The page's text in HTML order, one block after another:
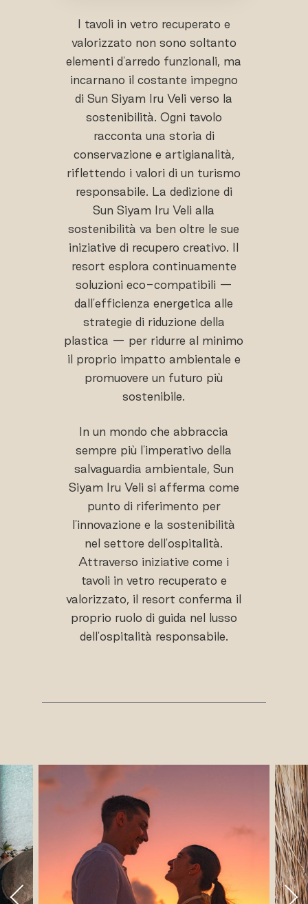
I tavoli in vetro recuperato e
valorizzato non sono soltanto
elementi d'arredo funzionali, ma
incarnano il costante impegno
di Sun Siyam Iru Veli verso la
sostenibilità. Ogni tavolo
racconta una storia di
conservazione e artigianalità,
riflettendo i valori di un turismo
responsabile. La dedizione di
Sun Siyam Iru Veli alla
sostenibilità va ben oltre le sue
iniziative di recupero creativo. Il
resort esplora continuamente
soluzioni eco-compatibili —
dall'efficienza energetica alle
strategie di riduzione della
plastica — per ridurre al minimo
il proprio impatto ambientale e
promuovere un futuro più
sostenibile.
In un mondo che abbraccia
sempre più l'imperativo della
salvaguardia ambientale, Sun
Siyam Iru Veli si afferma come
punto di riferimento per
l'innovazione e la sostenibilità
nel settore dell'ospitalità.
Attraverso iniziative come i
tavoli in vetro recuperato e
valorizzato, il resort conferma il
proprio ruolo di guida nel lusso
dell'ospitalità responsabile.